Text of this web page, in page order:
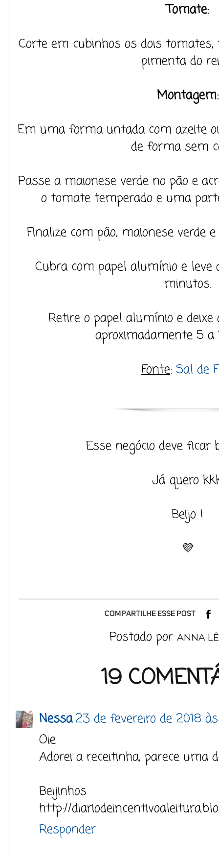
Tomate:
Corte em cubinhos os dois
pimenta do
Montagem:
Em uma forma untada com azeite
de forma sem
Passe a maionese verde no pão e
o tomate temperado e uma
Finalize com pão, maionese verde
Cubra com papel alumínio e leve
minutos.
Retire o papel alumínio e
aproximadamente 5 a
Fonte: Sal de
Esse negócio deve ficar
Já quero
Beijo !
💜
Postado por ANNA LÊ
19
Nessa23 de fevereiro de 2018
Oie
Adorei a receitinha, parece uma
Beijinhos
http://
Responder